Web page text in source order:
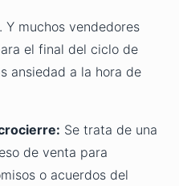
muchos vendedores
el final del ciclo de
ansiedad a la hora de
Se trata de una
de venta para
o acuerdos del